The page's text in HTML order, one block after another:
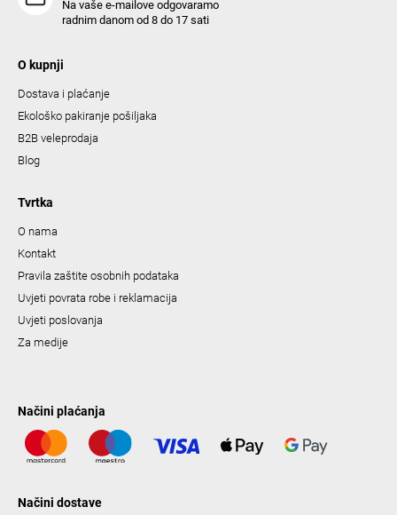
Na vaše e-mailove odgovaramo
radnim danom od 8 do 17 sati
O kupnji
Dostava i plaćanje
Ekološko pakiranje pošiljaka
B2B veleprodaja
Blog
Tvrtka
O nama
Kontakt
Pravila zaštite osobnih podataka
Uvjeti povrata robe i reklamacija
Uvjeti poslovanja
Za medije
Načini plaćanja
Načini dostave